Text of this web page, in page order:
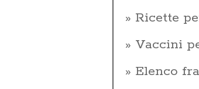
Ricette
Vaccini
Elenco